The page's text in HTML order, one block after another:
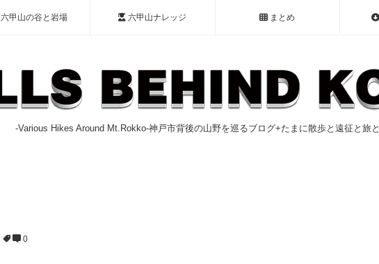
六甲山の谷と岩場 六甲山ナレッジ まとめ
-Various Hikes Around Mt.Rokko-神戸市背後の山野を巡るブログ+たまに散歩と遠征と旅と
0